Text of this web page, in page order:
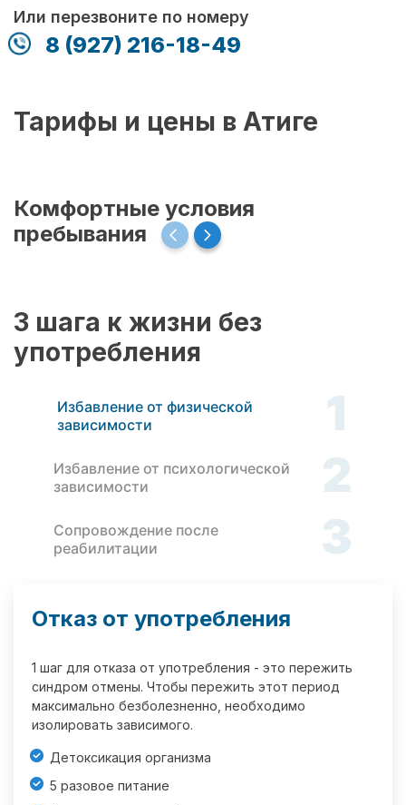
Или перезвоните по номеру
8 (927) 216-18-49
Тарифы и цены в Атиге
Комфортные условия
пребывания
3 шага к жизни без
употребления
Избавление от физической
зависимости
1
Избавление от психологической
зависимости
2
Сопровождение после
реабилитации
3
Отказ от употребления
1 шаг для отказа от употребления - это пережить
синдром отмены. Чтобы пережить этот период
максимально безболезненно, необходимо
изолировать зависимого.
Детоксикация организма
5 разовое питание